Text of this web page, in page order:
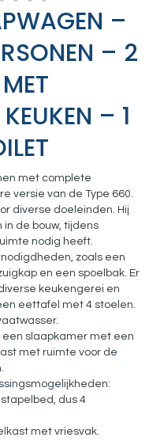
–
– 2
– 1
met complete
versie van de Type 660.
diverse doeleinden. Hij
in de bouw, tijdens
nodig heeft.
zoals een
en een spoelbak. Er
keukengerei en
eettafel met 4 stoelen.
slaapkamer met een
met ruimte voor de
dus 4
met vriesvak.